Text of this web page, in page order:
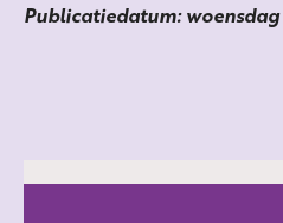
Publicatiedatum: